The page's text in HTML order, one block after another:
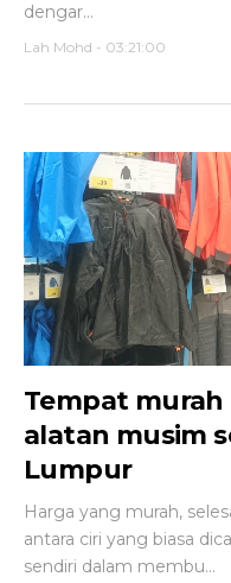
dengar...
Lah Mohd - 03:21:00
Tempat
alatan musim
Lumpur
Harga yang murah,
antara ciri yang biasa
sendiri dalam membu...